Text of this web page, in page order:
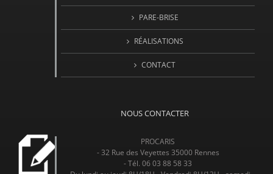
PARE-BRISE
RÉALISATIONS
CONTACT
NOUS CONTACTER
PROCARIS
- 32 Rue des Veyettes 35000 Rennes
- Tél. 06 03 88 58 33